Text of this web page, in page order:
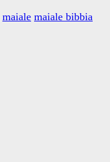
maiale maiale bibbia